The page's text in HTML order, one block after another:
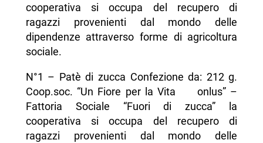
cooperativa si occupa del recupero di
ragazzi provenienti dal mondo delle
dipendenze attraverso forme di agricoltura
sociale.
N°1 – Patè di zucca Confezione da: 212 g.
Coop.soc. “Un Fiore per la Vita onlus” –
Fattoria Sociale “Fuori di zucca” la
cooperativa si occupa del recupero di
ragazzi provenienti dal mondo delle